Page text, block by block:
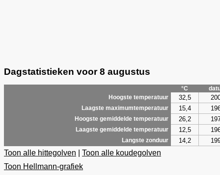
Dagstatistieken voor 8 augustus
°C
Hoogste temperatuur
32,5
Laagste maximumtemperatuur 15,4
Hoogste gemiddelde temperatuur 26,2
Laagste gemiddelde temperatuur 12,5
Langste zonduur 14,2
Toon alle hittegolven
Toon alle koudegolven
Toon Hellmann-grafiek